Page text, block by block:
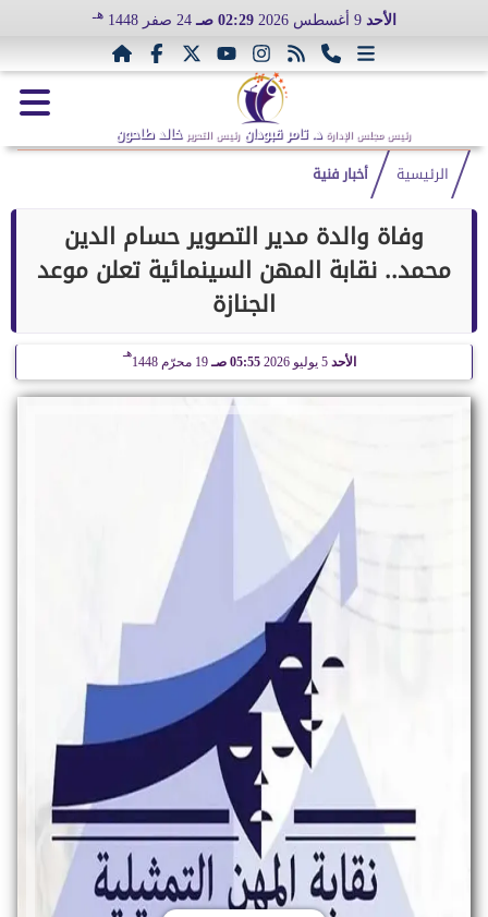
الأحد 9 أغسطس 2026 02:29 صـ 24 صفر 1448 هـ
رئيس مجلس الإدارة د. تامر قبودان رئيس التحرير خالد طاحون
الرئيسية أخبار فنية
وفاة والدة مدير التصوير حسام الدين
محمد.. نقابة المهن السينمائية تعلن موعد
الجنازة
الأحد 05:55 صـ 19 محرّم 1448
هـ